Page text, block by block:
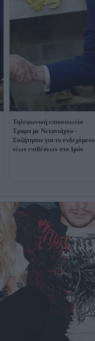
Τηλεφωνική επικοινωνία
Τραμπ με Νετανιάχου -
Συζήτησαν για το ενδεχόμενο
νέων επιθέσεων στο Ιράν